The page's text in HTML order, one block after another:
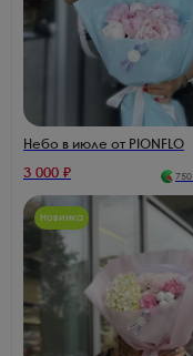
Небо в июле от PIONFLO
3 000 ₽ 750
Новинка